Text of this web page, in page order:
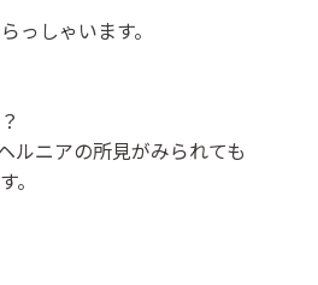
っしゃいます。
ルニアの所見がみられても
。